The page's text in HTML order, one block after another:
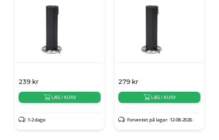
239 kr
LÆG I KURV
1-2 dage
279 kr
LÆG I KURV
Forventet på lager: 12-08-2026